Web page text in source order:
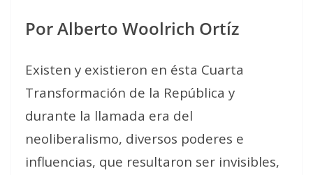
Por Alberto Woolrich Ortíz
Existen y existieron en ésta Cuarta
Transformación de la República y
durante la llamada era del
neoliberalismo, diversos poderes e
influencias, que resultaron ser invisibles,